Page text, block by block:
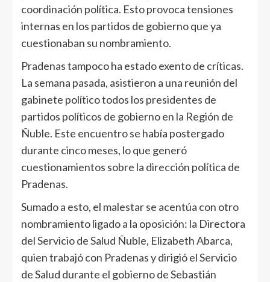
coordinación política. Esto provoca tensiones
internas en los partidos de gobierno que ya
cuestionaban su nombramiento.
Pradenas tampoco ha estado exento de críticas.
La semana pasada, asistieron a una reunión del
gabinete político todos los presidentes de
partidos políticos de gobierno en la Región de
Ñuble. Este encuentro se había postergado
durante cinco meses, lo que generó
cuestionamientos sobre la dirección política de
Pradenas.
Sumado a esto, el malestar se acentúa con otro
nombramiento ligado a la oposición: la Directora
del Servicio de Salud Ñuble, Elizabeth Abarca,
quien trabajó con Pradenas y dirigió el Servicio
de Salud durante el gobierno de Sebastián